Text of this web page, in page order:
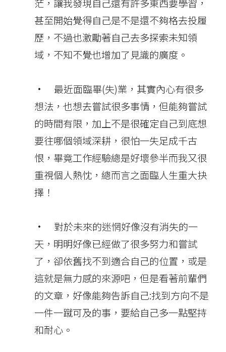
茫，讓我發現自己還有許多東西要學習，
甚至開始覺得自己是不是還不夠格去投履
歷，不過也激勵著自己去多探索未知領
域，不知不覺也增加了見識的廣度。
• 最近面臨畢(失)業，其實內心有很多
想法，也想去嘗試很多事情，但能夠嘗試
的時間有限，加上不是很確定自己到底想
要往哪個領域深耕，很怕一失足成千古
恨，畢竟工作經驗總是好壞參半而我又很
重視個人熱忱，總而言之面臨人生重大抉
擇！
• 對於未來的迷惘好像沒有消失的一
天，明明好像已經做了很多努力和嘗試
了，卻依舊找不到適合自己的位置，或是
這就是無力感的來源吧，但是看著前輩們
的文章，好像能夠告訴自己:找到方向不是
一件一蹴可及的事，要給自己多一點堅持
和耐心。